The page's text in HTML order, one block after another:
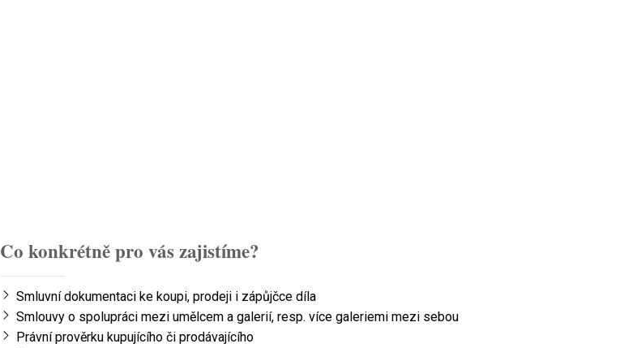
Co konkrétně pro vás zajistíme?
Smluvní dokumentaci ke koupi, prodeji i zápůjčce díla
Smlouvy o spolupráci mezi umělcem a galerií, resp. více galeriemi mezi sebou
Právní prověrku kupujícího či prodávajícího